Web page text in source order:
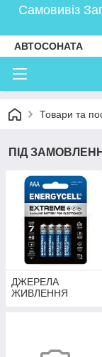
Самовивіз
АВТОСОНАТА
Товари та
ПІД
ДЖЕРЕЛА
ЖИВЛЕННЯ